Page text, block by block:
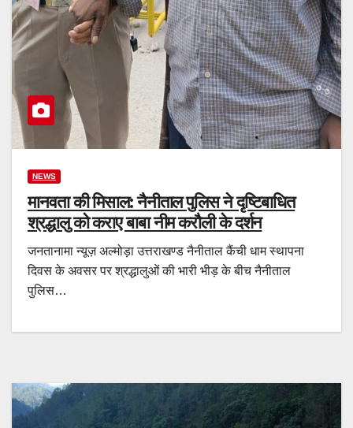
NEWS
मानवता की मिसाल: नैनीताल पुलिस ने दृष्टिबाधित
श्रद्धालु को कराए बाबा नीम करौली के दर्शन
जनतानामा न्यूज़ अल्मोड़ा उत्तराखण्ड नैनीताल कैंची धाम स्थापना
दिवस के अवसर पर श्रद्धालुओं की भारी भीड़ के बीच नैनीताल
पुलिस…